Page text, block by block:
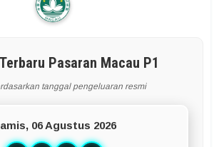
Pasaran Macau P1
tanggal pengeluaran resmi
06 Agustus 2026